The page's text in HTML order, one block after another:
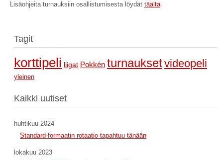
Lisäohjeita turnauksiin osallistumisesta löydät täältä.
Tagit
korttipeli liigat Pokkén turnauksetvideopeli
yleinen
Kaikki uutiset
huhtikuu 2024
Standard-formaatin rotaatio tapahtuu tänään
lokakuu 2023